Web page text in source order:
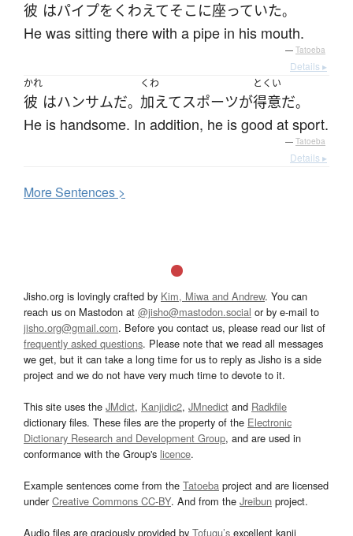
彼 はパイプを くわえてそこ に座っていた。
He was sitting there with a pipe in his mouth.
— Tatoeba
Details ▸
かれ
彼 はハンサムだ。
くわ
加えてスポーツが
とくい
得意だ。
He is handsome. In addition, he is good at sport.
— Tatoeba
Details ▸
MoreSentences >
Jisho.org is lovingly crafted by Kim, Miwa and Andrew. You can
reach us on Mastodon at @jisho@mastodon.social or by e-mail to
jisho.org@gmail.com. Before you contact us, please read our list of
frequently asked questions. Please note that we read all messages
we get, but it can take a long time for us to reply as Jisho is a side
project and we do not have very much time to devote to it.
This site uses the JMdict, Kanjidic2, JMnedict and Radkfile
dictionary files. These files are the property of the Electronic
Dictionary Research and Development Group, and are used in
conformance with the Group's licence.
Example sentences come from the Tatoeba project and are licensed
underCreative Commons CC-BY. And from the Jreibun project.
Audio files are graciously provided by Tofugu’s excellent kanji